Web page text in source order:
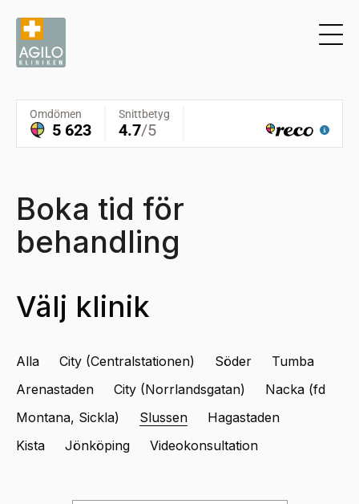
Boka tid för
behandling
Välj klinik
Alla City (Centralstationen) Söder
Tumba
Arenastaden
City (Norrlandsgatan)
Nacka (fd
Montana, Sickla)
Slussen
Hagastaden
Kista
Jönköping Videokonsultation